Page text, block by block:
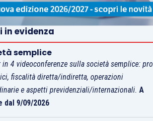
in evidenza
semplice
in 4 videoconferenze sulla società semplice:
fiscalità diretta/indiretta, operazioni
e aspetti previdenziali/internazionali.A
dal 9/09/2026